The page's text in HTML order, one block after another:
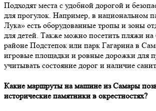
Подходят места с удобной дорогой и
для прогулок. Например, в национальном
Лука» есть оборудованные тропы и зоны
для детей. Также можно посетить пляжи на
районе Подстепок или парк Гагарина в
игровые площадки и ровные дорожки для
учитывать состояние дорог и наличие
Какие маршруты на машине из Самары
исторические памятники в окрестностях?